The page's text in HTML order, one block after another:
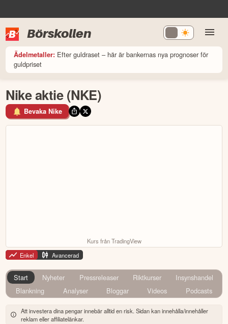
Börskollen
Ädelmetaller: Efter guldraset – här är bankernas nya prognoser för
guldpriset
Nike aktie (NKE)
Bevaka Nike
Kurs från TradingView
Enkel
Avancerad
Start Nyheter Pressreleaser Riktkurser
Insynshandel
Blankning
Analyser Bloggar Videos Podcasts
Att investera dina pengar innebär alltid en risk. Sidan kan innehålla/innehåller
reklam eller affiliatelänkar.